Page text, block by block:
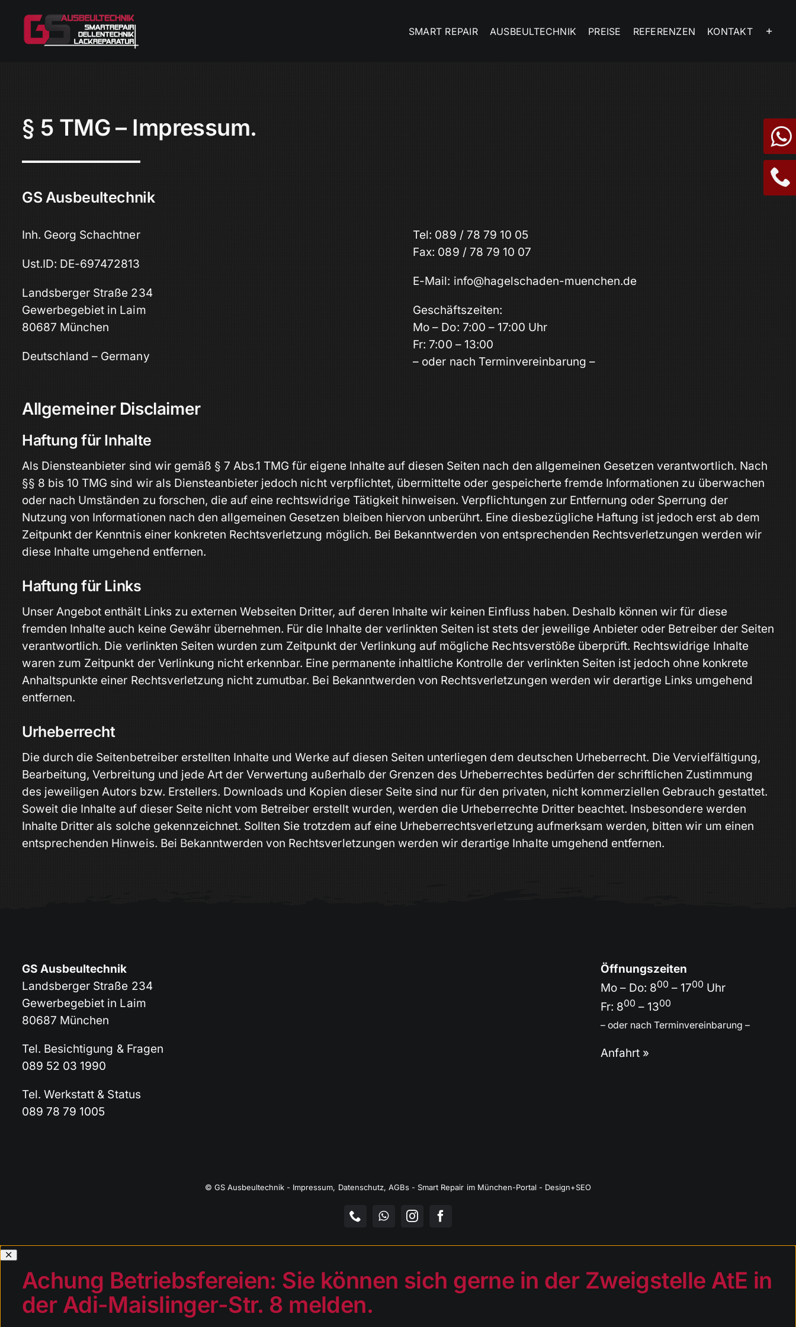
springen
SMART REPAIR AUSBEULTECHNIK PREISE REFERENZEN KONTAKT
§ 5 TMG – Impressum.
GS Ausbeultechnik
Inh. Georg Schachtner
Ust.ID: DE-697472813
Landsberger Straße 234
Gewerbegebiet in Laim
80687 München
Deutschland – Germany
Tel: 089 / 78 79 10 05
Fax: 089 / 78 79 10 07
E-Mail: info@hagelschaden-muenchen.de
Geschäftszeiten:
Mo – Do: 7:00 – 17:00 Uhr
Fr: 7:00 – 13:00
– oder nach Terminvereinbarung –
Allgemeiner Disclaimer
Haftung für Inhalte
Als Diensteanbieter sind wir gemäß § 7 Abs.1 TMG für eigene Inhalte auf diesen Seiten nach den allgemeinen Gesetzen verantwortlich. Nach
§§ 8 bis 10 TMG sind wir als Diensteanbieter jedoch nicht verpflichtet, übermittelte oder gespeicherte fremde Informationen zu überwachen
oder nach Umständen zu forschen, die auf eine rechtswidrige Tätigkeit hinweisen. Verpflichtungen zur Entfernung oder Sperrung der
Nutzung von Informationen nach den allgemeinen Gesetzen bleiben hiervon unberührt. Eine diesbezügliche Haftung ist jedoch erst ab dem
Zeitpunkt der Kenntnis einer konkreten Rechtsverletzung möglich. Bei Bekanntwerden von entsprechenden Rechtsverletzungen werden wir
diese Inhalte umgehend entfernen.
Haftung für Links
Unser Angebot enthält Links zu externen Webseiten Dritter, auf deren Inhalte wir keinen Einfluss haben. Deshalb können wir für diese
fremden Inhalte auch keine Gewähr übernehmen. Für die Inhalte der verlinkten Seiten ist stets der jeweilige Anbieter oder Betreiber der Seiten
verantwortlich. Die verlinkten Seiten wurden zum Zeitpunkt der Verlinkung auf mögliche Rechtsverstöße überprüft. Rechtswidrige Inhalte
waren zum Zeitpunkt der Verlinkung nicht erkennbar. Eine permanente inhaltliche Kontrolle der verlinkten Seiten ist jedoch ohne konkrete
Anhaltspunkte einer Rechtsverletzung nicht zumutbar. Bei Bekanntwerden von Rechtsverletzungen werden wir derartige Links umgehend
entfernen.
Urheberrecht
Die durch die Seitenbetreiber erstellten Inhalte und Werke auf diesen Seiten unterliegen dem deutschen Urheberrecht. Die Vervielfältigung,
Bearbeitung, Verbreitung und jede Art der Verwertung außerhalb der Grenzen des Urheberrechtes bedürfen der schriftlichen Zustimmung
des jeweiligen Autors bzw. Erstellers. Downloads und Kopien dieser Seite sind nur für den privaten, nicht kommerziellen Gebrauch gestattet.
Soweit die Inhalte auf dieser Seite nicht vom Betreiber erstellt wurden, werden die Urheberrechte Dritter beachtet. Insbesondere werden
Inhalte Dritter als solche gekennzeichnet. Sollten Sie trotzdem auf eine Urheberrechtsverletzung aufmerksam werden, bitten wir um einen
entsprechenden Hinweis. Bei Bekanntwerden von Rechtsverletzungen werden wir derartige Inhalte umgehend entfernen.
GS Ausbeultechnik
Landsberger Straße 234
Gewerbegebiet in Laim
80687 München
Tel. Besichtigung & Fragen
089 52 03 1990
Tel. Werkstatt & Status
089 78 79 1005
Öffnungszeiten
Mo – Do: 800 – 1700 Uhr
Fr: 800 – 1300
– oder nach Terminvereinbarung –
Anfahrt »
© GS Ausbeultechnik - Impressum, Datenschutz, AGBs - Smart Repair im München-Portal - Design+SEO
TelefonWhatsAppInstagramFacebook
Achung Betriebsfereien: Sie können sich gerne in der Zweigstelle AtE in
der Adi-Maislinger-Str. 8 melden.